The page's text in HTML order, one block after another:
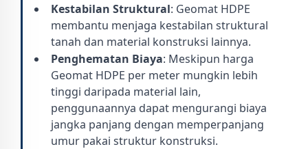
Kestabilan Struktural: Geomat HDPE
membantu menjaga kestabilan struktural
tanah dan material konstruksi lainnya.
Penghematan Biaya: Meskipun harga
Geomat HDPE per meter mungkin lebih
tinggi daripada material lain,
penggunaannya dapat mengurangi biaya
jangka panjang dengan memperpanjang
umur pakai struktur konstruksi.